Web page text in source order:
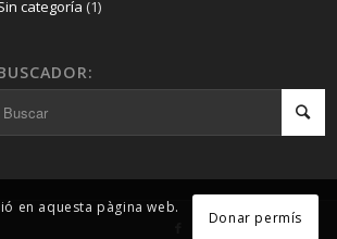
categoría (1)
en aquesta pàgina web.
Donar permís